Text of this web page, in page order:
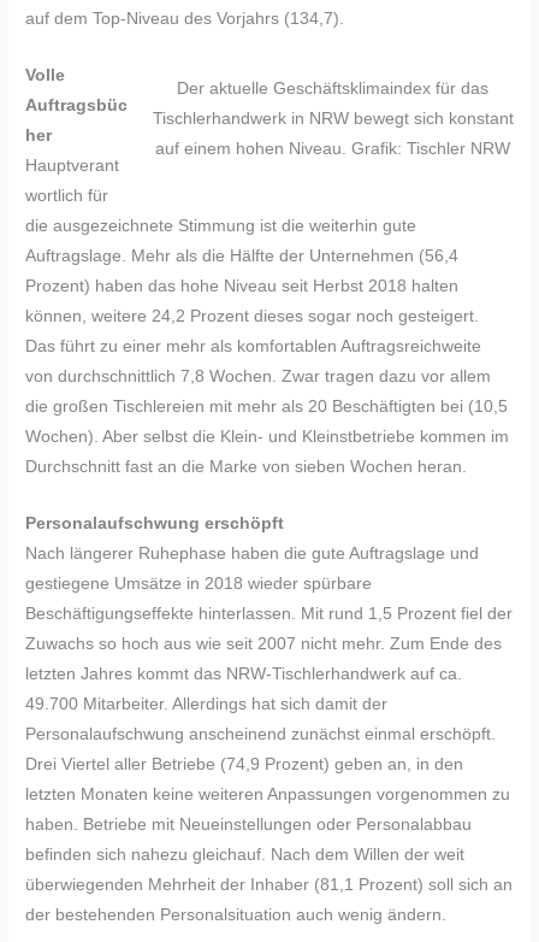
auf dem Top-Niveau des Vorjahrs (134,7).
Der aktuelle Geschäftsklimaindex für das
Tischlerhandwerk in NRW bewegt sich konstant
auf einem hohen Niveau. Grafik: Tischler NRW
Volle
Auftragsbüc
her
Hauptverant
wortlich für
die ausgezeichnete Stimmung ist die weiterhin gute
Auftragslage. Mehr als die Hälfte der Unternehmen (56,4
Prozent) haben das hohe Niveau seit Herbst 2018 halten
können, weitere 24,2 Prozent dieses sogar noch gesteigert.
Das führt zu einer mehr als komfortablen Auftragsreichweite
von durchschnittlich 7,8 Wochen. Zwar tragen dazu vor allem
die großen Tischlereien mit mehr als 20 Beschäftigten bei (10,5
Wochen). Aber selbst die Klein- und Kleinstbetriebe kommen im
Durchschnitt fast an die Marke von sieben Wochen heran.
Personalaufschwung erschöpft
Nach längerer Ruhephase haben die gute Auftragslage und
gestiegene Umsätze in 2018 wieder spürbare
Beschäftigungseffekte hinterlassen. Mit rund 1,5 Prozent fiel der
Zuwachs so hoch aus wie seit 2007 nicht mehr. Zum Ende des
letzten Jahres kommt das NRW-Tischlerhandwerk auf ca.
49.700 Mitarbeiter. Allerdings hat sich damit der
Personalaufschwung anscheinend zunächst einmal erschöpft.
Drei Viertel aller Betriebe (74,9 Prozent) geben an, in den
letzten Monaten keine weiteren Anpassungen vorgenommen zu
haben. Betriebe mit Neueinstellungen oder Personalabbau
befinden sich nahezu gleichauf. Nach dem Willen der weit
überwiegenden Mehrheit der Inhaber (81,1 Prozent) soll sich an
der bestehenden Personalsituation auch wenig ändern.